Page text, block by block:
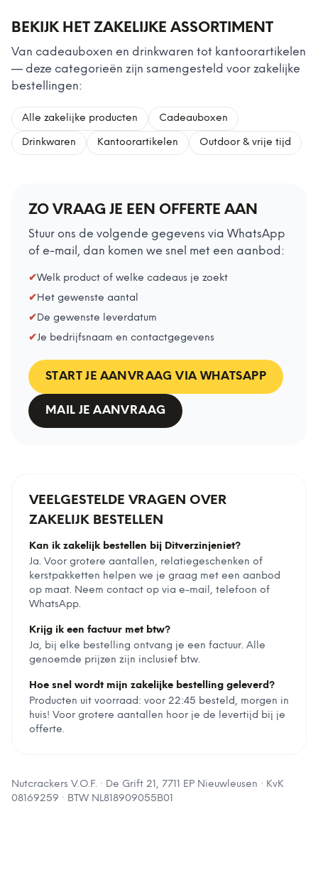
BEKIJK HET ZAKELIJKE ASSORTIMENT
Van cadeauboxen en drinkwaren tot kantoorartikelen
— deze categorieën zijn samengesteld voor zakelijke
bestellingen:
Alle zakelijke producten Cadeauboxen
Drinkwaren Kantoorartikelen Outdoor & vrije tijd
ZO VRAAG JE EEN OFFERTE AAN
Stuur ons de volgende gegevens via WhatsApp
of e-mail, dan komen we snel met een aanbod:
✔Welk product of welke cadeaus je zoekt
✔Het gewenste aantal
✔De gewenste leverdatum
✔Je bedrijfsnaam en contactgegevens
START JE AANVRAAG VIA WHATSAPP
MAIL JE AANVRAAG
VEELGESTELDE VRAGEN OVER
ZAKELIJK BESTELLEN
Kan ik zakelijk bestellen bij Ditverzinjeniet?
Ja. Voor grotere aantallen, relatiegeschenken of
kerstpakketten helpen we je graag met een aanbod
op maat. Neem contact op via e-mail, telefoon of
WhatsApp.
Krijg ik een factuur met btw?
Ja, bij elke bestelling ontvang je een factuur. Alle
genoemde prijzen zijn inclusief btw.
Hoe snel wordt mijn zakelijke bestelling geleverd?
Producten uit voorraad: voor 22:45 besteld, morgen in
huis! Voor grotere aantallen hoor je de levertijd bij je
offerte.
Nutcrackers V.O.F. · De Grift 21, 7711 EP Nieuwleusen · KvK
08169259 · BTW NL818909055B01